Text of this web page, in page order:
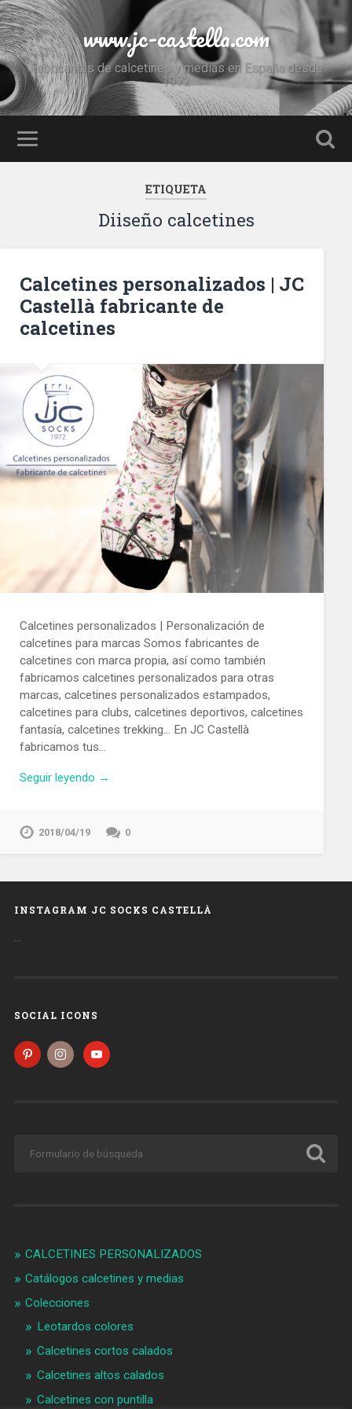
www.jc-castella.com
Fabricantes de calcetines y medias en España desde
1972
ETIQUETA
Diiseño calcetines
Calcetines personalizados | JC
Castellà fabricante de
calcetines
Calcetines personalizados | Personalización de
calcetines para marcas Somos fabricantes de
calcetines con marca propia, así como también
fabricamos calcetines personalizados para otras
marcas, calcetines personalizados estampados,
calcetines para clubs, calcetines deportivos, calcetines
fantasía, calcetines trekking… En JC Castellà
fabricamos tus…
Seguir leyendo →
2018/04/19 0
INSTAGRAM JC SOCKS CASTELLÀ
SOCIAL ICONS
CALCETINES PERSONALIZADOS
Catálogos calcetines y medias
Colecciones
Leotardos colores
Calcetines cortos calados
Calcetines altos calados
Calcetines con puntilla